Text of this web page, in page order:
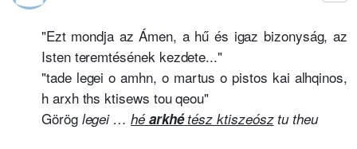
"Ezt mondja az Ámen, a hű és igaz bizonyság, az
Isten teremtésének kezdete..."
"tade legei o amhn, o martus o pistos kai alhqinos,
h arxh ths ktisews tou qeou"
Görög legei …héarkhétész ktiszeósztu theu